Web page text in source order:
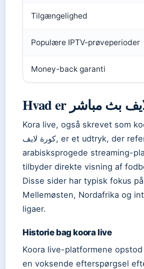
Tilgængelighed
Populære IPTV-prøveperioder
Money-back garanti
Kora live, også skrevet som
كورة لايف, er et udtryk, der refererer til
arabisksprogede streaming-
tilbyder direkte visning af
Disse sider har typisk fokus
Mellemøsten, Nordafrika og
ligaer.
Historie bag koora live
Koora live-platformene
en voksende efterspørgsel